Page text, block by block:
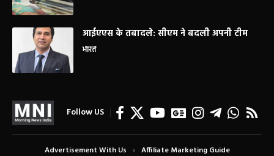
आईएएस के तबादले: सीएम ने बदली अपनी टीम
भारत
Follow US
Advertisement With Us Affiliate Marketing Guide